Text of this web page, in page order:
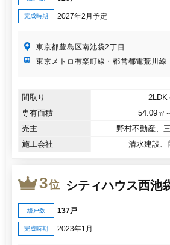
完成時期 2027年2月予定
東京都豊島区南池袋2丁目
東京メトロ有楽町線・都営都電荒川線
間取り
2LDK
専有面積
54.09㎡
売主
野村不動産、
施工会社
清水建設、
3位 シティハウス西池
総戸数 137戸
完成時期 2023年1月